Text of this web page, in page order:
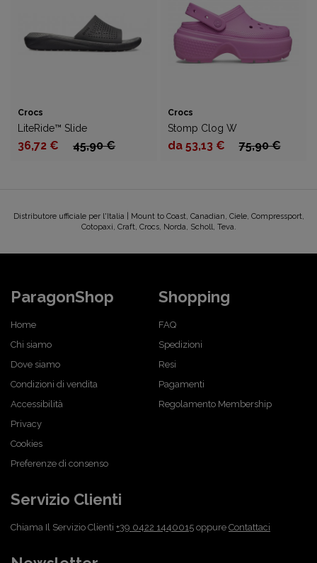
Crocs
LiteRide™ Slide
36,72 € 45,90 €
Crocs
Stomp Clog W
da 53,13 € 75,90 €
Distributore ufficiale per l'Italia | Mount to Coast, Canadian, Ciele, Compressport,
Cotopaxi, Craft, Crocs, Norda, Scholl, Teva.
ParagonShop
Home
Chi siamo
Dove siamo
Condizioni di vendita
Accessibilità
Privacy
Cookies
Preferenze di consenso
Shopping
FAQ
Spedizioni
Resi
Pagamenti
Regolamento Membership
Servizio Clienti
Chiama Il Servizio Clienti +39 0422 1440015 oppure Contattaci